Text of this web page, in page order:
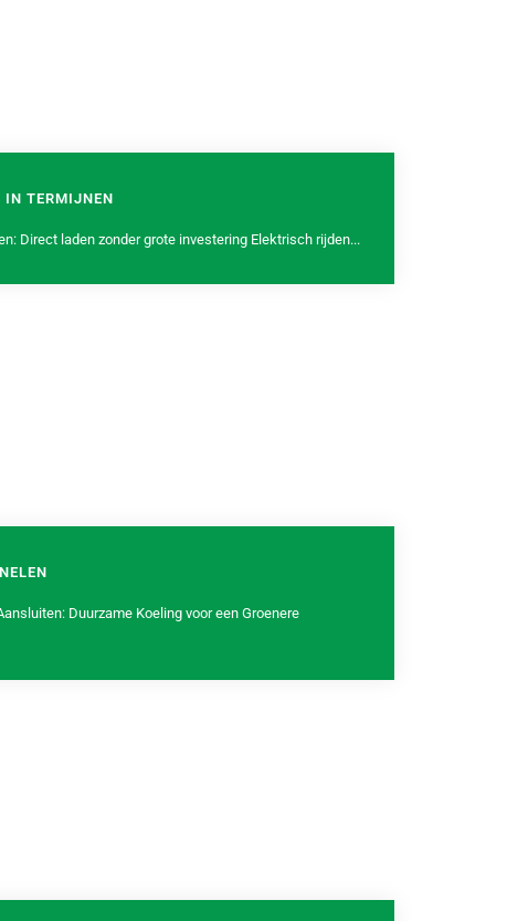
IN TERMIJNEN
Direct laden zonder grote investering Elektrisch rijden...
Duurzame Koeling voor een Groenere